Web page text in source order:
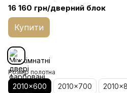
16 160 грн/дверний блок
Купити
Розмір полотна
2010x600 2010x700